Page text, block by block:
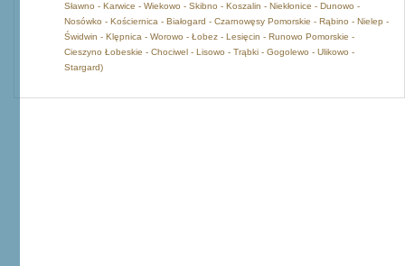
Sławno - Karwice - Wiekowo - Skibno - Koszalin - Niekłonice - Dunowo -
Nosówko - Kościernica - Białogard - Czarnowęsy Pomorskie - Rąbino - Nielep -
Świdwin - Klępnica - Worowo - Łobez - Lesięcin - Runowo Pomorskie -
Cieszyno Łobeskie - Chociwel - Lisowo - Trąbki - Gogolewo - Ulikowo -
Stargard)